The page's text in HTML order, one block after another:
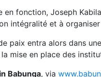
en fonction, Joseph
intégralité et à
paix entra alors dans
mise en place des
Babunga, via